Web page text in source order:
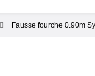
Fausse fourche 0.90m